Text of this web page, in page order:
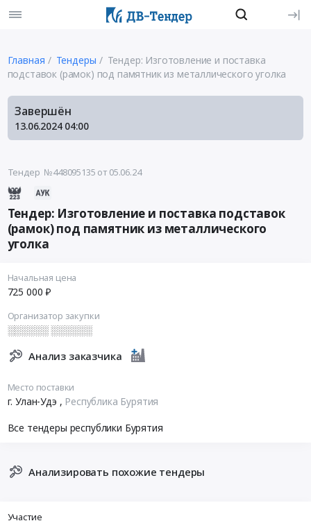
Главная Тендеры
Тендер: Изготовление и поставка
подставок (рамок) под памятник из металлического уголка
Завершён
13.06.2024 04:00
Тендер №448095135 от 05.06.24
Тендер: Изготовление и поставка подставок
(рамок) под памятник из металлического
уголка
Начальная цена
725 000 ₽
Организатор закупки
░░░░░░ ░░░░░░
Анализ заказчика
Место поставки
г. Улан-Удэ , Республика Бурятия
Все тендеры республики Бурятия
Анализировать похожие тендеры
Участие